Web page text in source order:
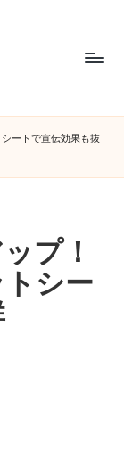
ートで宣伝効果も抜
プ！
シー